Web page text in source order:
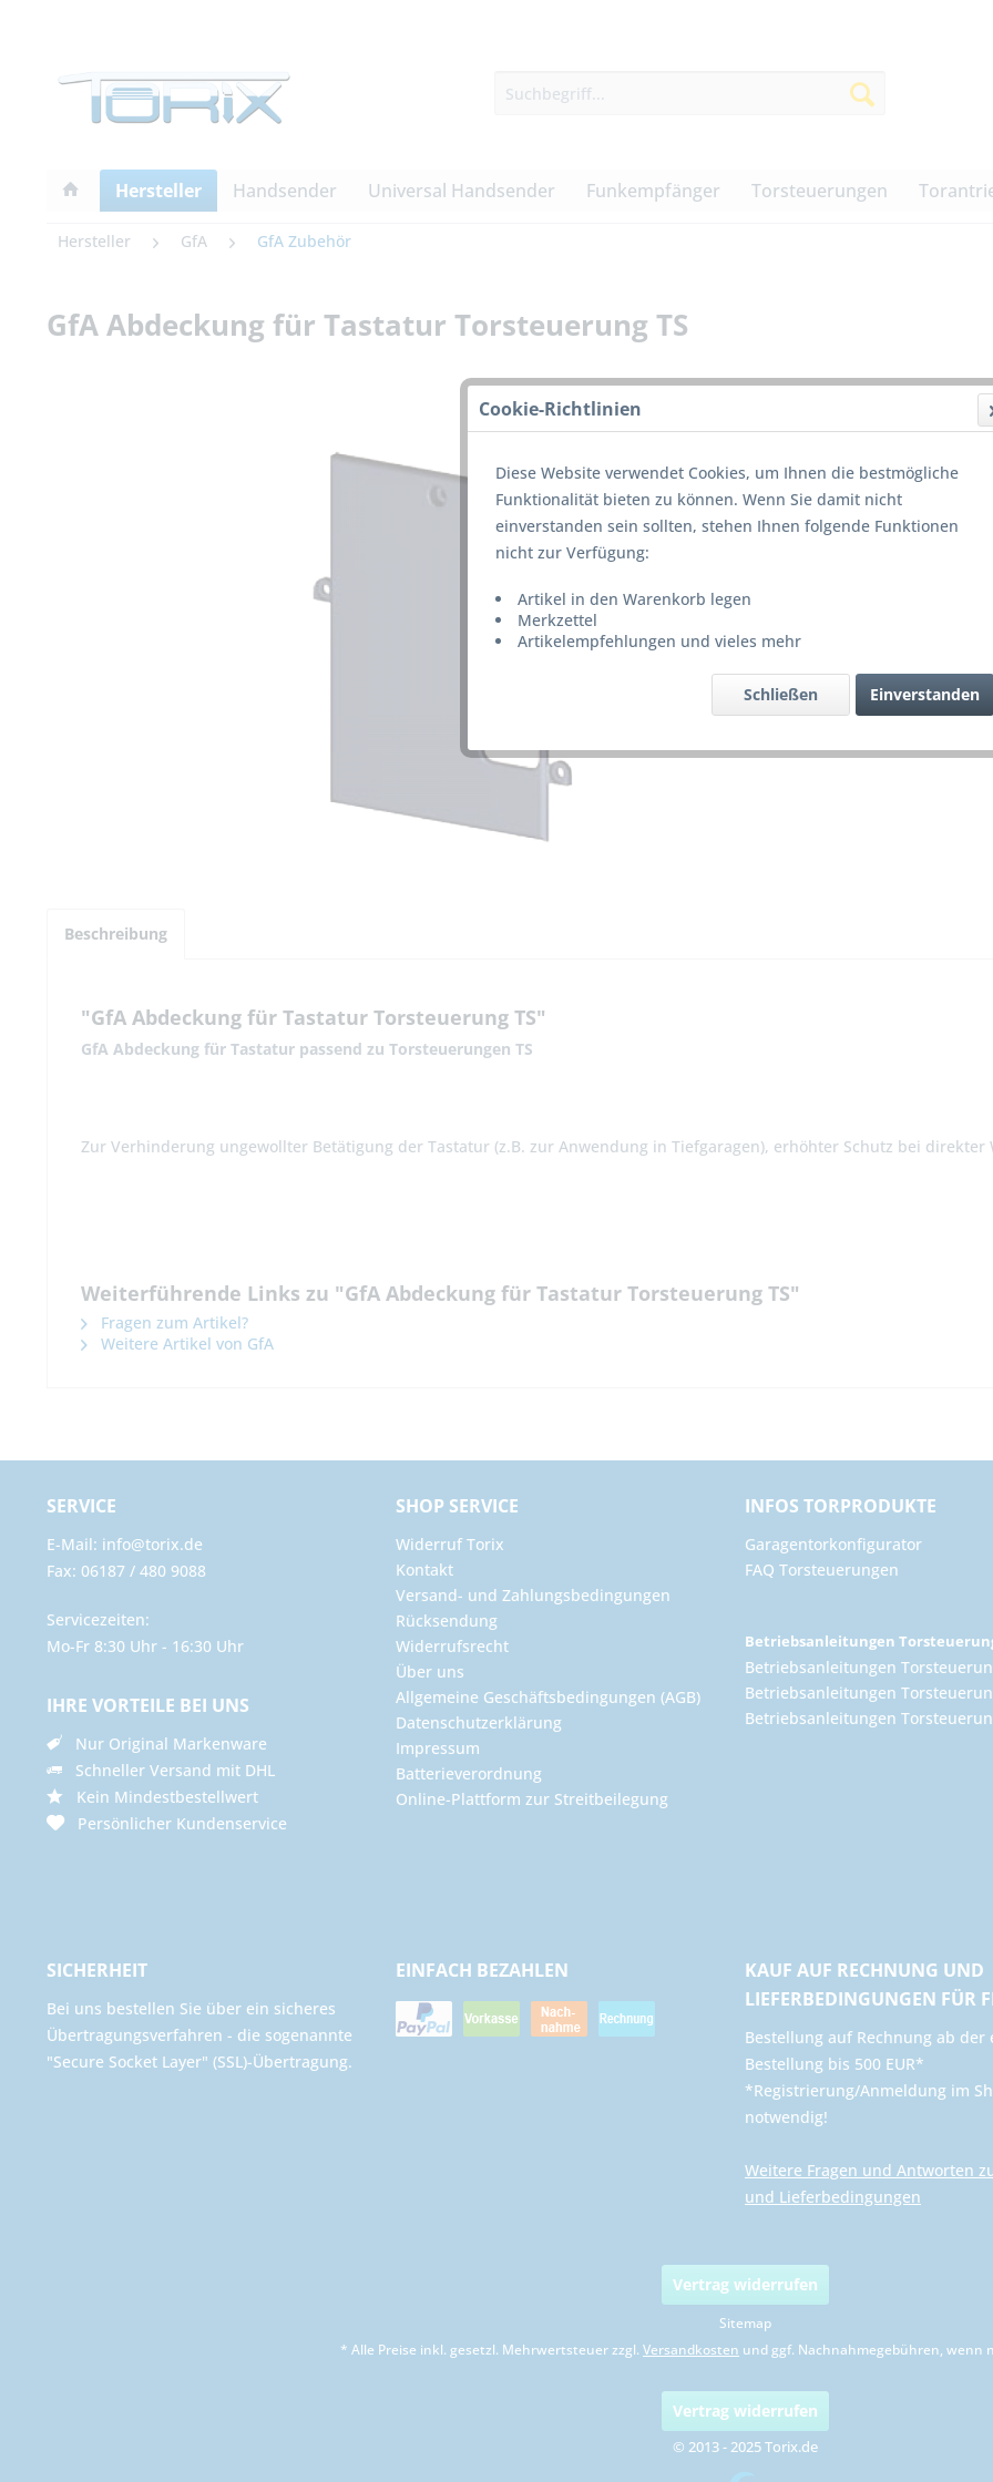
Hersteller Handsender Universal Handsender Funkempfänger Torsteuerungen
Hersteller GfA GfA Zubehör
GfA Abdeckung für Tastatur Torsteuerung TS
inkl. MwSt.
Beschreibung
"GfA Abdeckung für Tastatur Torsteuerung TS"
GfA Abdeckung für Tastatur passend zu Torsteuerungen TS
Zur Verhinderung ungewollter Betätigung der Tastatur (z.B. zur Anwendung in Tiefgaragen), erhöhter Schutz bei direkter
Weiterführende Links zu "GfA Abdeckung für Tastatur Torsteuerung TS"
Fragen zum Artikel?
Weitere Artikel von GfA
SERVICE
E-Mail: info@torix.de
Fax: 06187 / 480 9088
Servicezeiten:
Mo-Fr 8:30 Uhr - 16:30 Uhr
IHRE VORTEILE BEI UNS
Nur Original Markenware
Schneller Versand mit DHL
Kein Mindestbestellwert
Persönlicher Kundenservice
SHOP SERVICE
Widerruf Torix
Kontakt
Versand- und Zahlungsbedingungen
Rücksendung
Widerrufsrecht
Über uns
Allgemeine Geschäftsbedingungen (AGB)
Datenschutzerklärung
Impressum
Batterieverordnung
Online-Plattform zur Streitbeilegung
INFOS TORPRODUKTE
Garagentorkonfigurator
FAQ Torsteuerungen
Betriebsanleitungen
Betriebsanleitungen
Betriebsanleitungen
Betriebsanleitungen
SICHERHEIT
Bei uns bestellen Sie über ein sicheres
Übertragungsverfahren - die sogenannte
"Secure Socket Layer" (SSL)-Übertragung.
EINFACH BEZAHLEN
KAUF AUF RECHNUNG UND
LIEFERBEDINGUNGEN FÜR
​Bestellung auf Rechnung ab der
Bestellung bis 500 EUR*
*Registrierung/Anmeldung im
notwendig!
Weitere Fragen und Antworten
und Lieferbedingungen
Vertrag widerrufen
Sitemap
* Alle Preise inkl. gesetzl. Mehrwertsteuer zzgl. Versandkosten und ggf. Nachnahmegebühren, wenn
Vertrag widerrufen
© 2013 - 2025 Torix.de
Cookie-Richtlinien
Diese Website verwendet Cookies, um Ihnen die bestmögliche
Funktionalität bieten zu können. Wenn Sie damit nicht
einverstanden sein sollten, stehen Ihnen folgende Funktionen
nicht zur Verfügung:
Artikel in den Warenkorb legen
Merkzettel
Artikelempfehlungen und vieles mehr
Einverstanden
Schließen